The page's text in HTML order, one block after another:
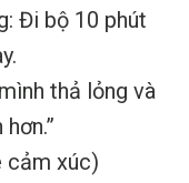
Đi bộ 10 phút
thả lỏng và
cảm xúc)